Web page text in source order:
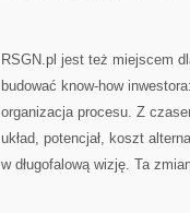
RSGN.pl jest też miejscem
budować know-how
organizacja procesu. Z
układ, potencjał, koszt
w długofalową wizję. Ta